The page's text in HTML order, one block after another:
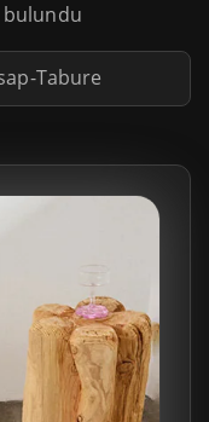
bulundu
Tabure